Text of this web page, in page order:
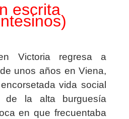
escrita
Victoria regresa a
unos años en Viena,
vida social
de la alta burguesía
en que frecuentaba